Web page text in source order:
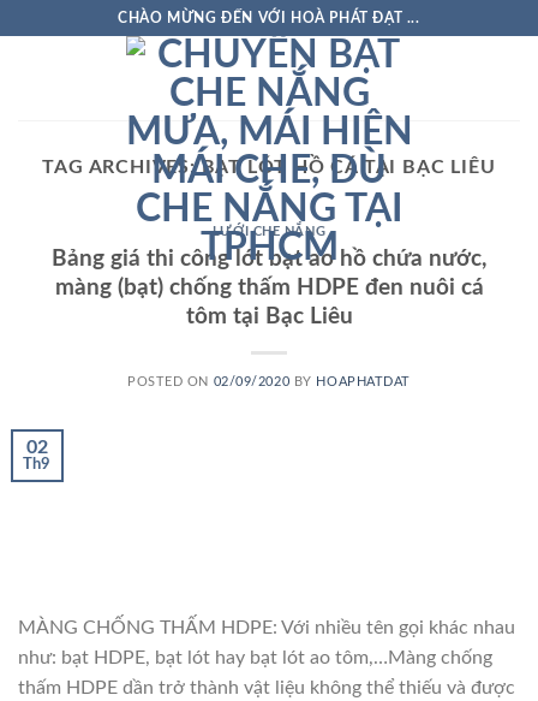
CHÀO MỪNG ĐẾN VỚI HOÀ PHÁT ĐẠT ...
TAG ARCHIVES:BẠT LÓT HỒ CÁ TẠI BẠC LIÊU
LƯỚI CHE NẮNG
Bảng giá thi công lót bạt ao hồ chứa nước,
màng (bạt) chống thấm HDPE đen nuôi cá
tôm tại Bạc Liêu
POSTED ON 02/09/2020 BY HOAPHATDAT
02
Th9
MÀNG CHỐNG THẤM HDPE: Với nhiều tên gọi khác nhau
như: bạt HDPE, bạt lót hay bạt lót ao tôm,…Màng chống
thấm HDPE dần trở thành vật liệu không thể thiếu và được